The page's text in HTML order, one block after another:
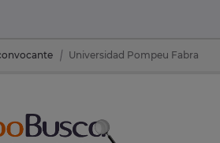
Universidad Pompeu Fabra